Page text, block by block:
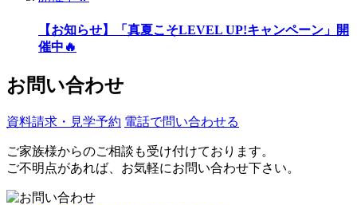
【お知らせ】「真夏こそLEVEL UP!キャンペーン」開
催中🔥
お問い合わせ
資料請求・見学予約 電話で問い合わせる
ご家族様からのご相談も受け付けております。
ご不明点があれば、お気軽にお問い合わせ下さい。